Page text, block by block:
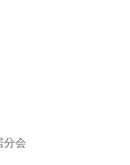
分会